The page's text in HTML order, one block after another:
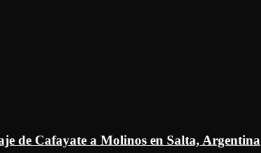
de Cafayate a Molinos en Salta, Argentina